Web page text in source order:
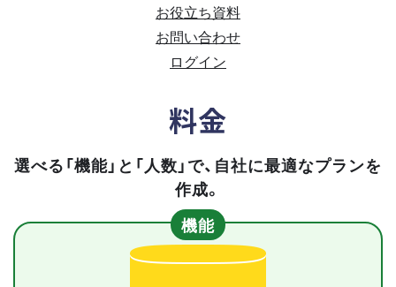
お役立ち資料
お問い合わせ
ログイン
料金
選べる「機能」と「人数」で、自社に最適なプランを
作成。
機能